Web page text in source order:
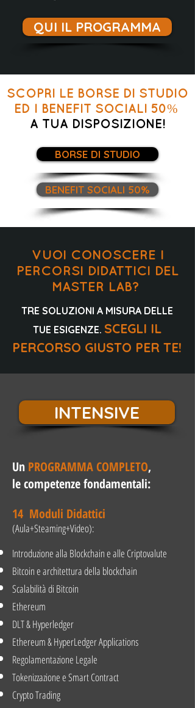
QUI IL PROGRAMMA
SCOPRI LE BORSE DI STUDIO
ED I BENEFIT SOCIALI 50%
A TUA DISPOSIZIONE!
BORSE DI STUDIO
BENEFIT SOCIALI 50%
VUOI CONOSCERE I
PERCORSI DIDATTICI
DEL
MASTER LAB?
TRE SOLUZIONI A MISURA DELLE
TUE ESIGENZE. SCEGLI IL
PERCORSO GIUSTO PER TE!
INTENSIVE
​Un PROGRAMMA COMPLETO,
le competenze fondamentali:
14 Moduli Didattici
(Aula+Steaming+Video):
Introduzione alla Blockchain e alle Criptovalute
Bitcoin e architettura della blockchain
Scalabilità di Bitcoin
Ethereum
DLT & Hyperledger
Ethereum & HyperLedger Applications
Regolamentazione Legale
Tokenizzazione e Smart Contract
Crypto Trading